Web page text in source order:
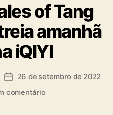
t
e
g
o
r
i
a
s
of Tang
amanhã
iQIYI
D 26 de setembro de 2022
comentárioe